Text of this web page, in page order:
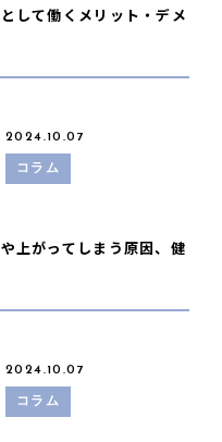
して働くメリット・デメ
2024.10.07
コラム
上がってしまう原因、健
2024.10.07
コラム